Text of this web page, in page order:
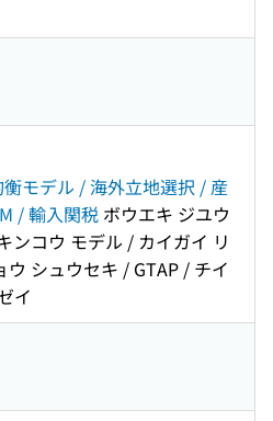
モデル / 海外立地選択 / 産
/ 輸入関税 ボウエキ ジユウ
ンコウ モデル / カイガイ リ
シュウセキ / GTAP / チイ
イ